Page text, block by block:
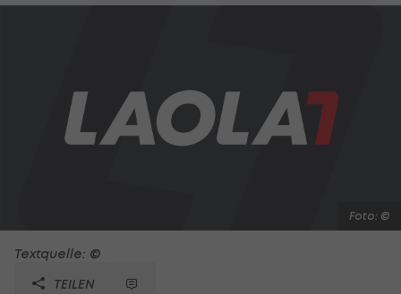
Foto: ©
Textquelle: ©
TEILEN